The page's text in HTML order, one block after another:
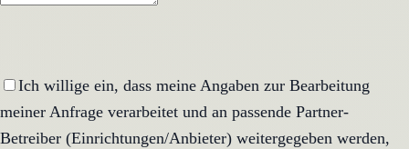
Ich willige ein, dass meine Angaben zur Bearbeitung
meiner Anfrage verarbeitet und an passende Partner-
Betreiber (Einrichtungen/Anbieter) weitergegeben werden,